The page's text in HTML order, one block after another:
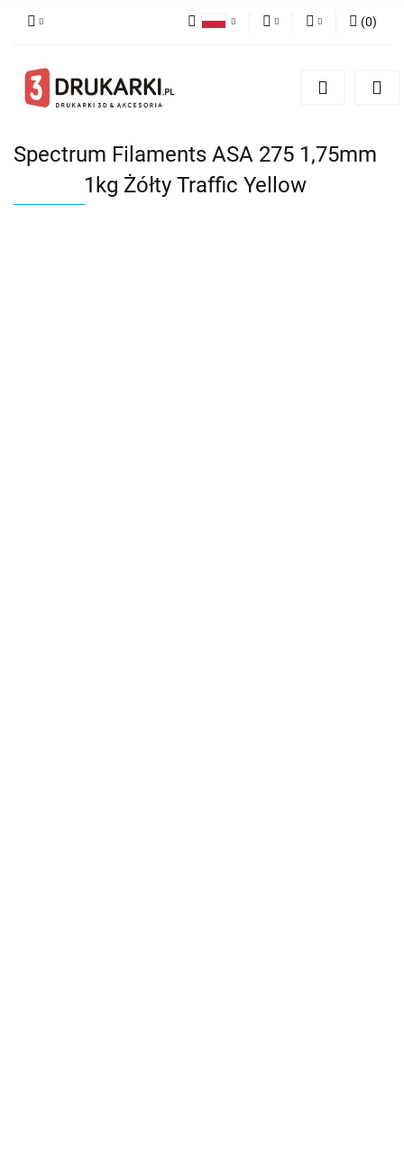
English
Zarejestruj się
(0)
Spectrum Filaments ASA 275 1,75mm
1kg Żółty Traffic Yellow